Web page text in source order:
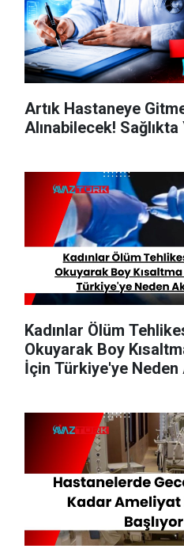
Artık Hastaneye
Alınabilecek! Sağlıkta
Kadınlar Ölüm
Okuyarak Boy
İçin Türkiye'ye Neden